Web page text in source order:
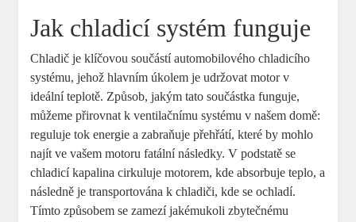
Jak chladicí systém funguje
Chladič je klíčovou součástí automobilového chladicího
systému, jehož hlavním úkolem je udržovat motor v
ideální teplotě. Způsob, jakým tato součástka funguje,
můžeme přirovnat k ventilačnímu systému v našem domě:
reguluje tok energie a zabraňuje přehřátí, které by mohlo
najít ve vašem motoru fatální následky. V podstatě se
chladicí kapalina cirkuluje motorem, kde absorbuje teplo, a
následně je transportována k chladiči, kde se ochladí.
Tímto způsobem se zamezí jakémukoli zbytečnému